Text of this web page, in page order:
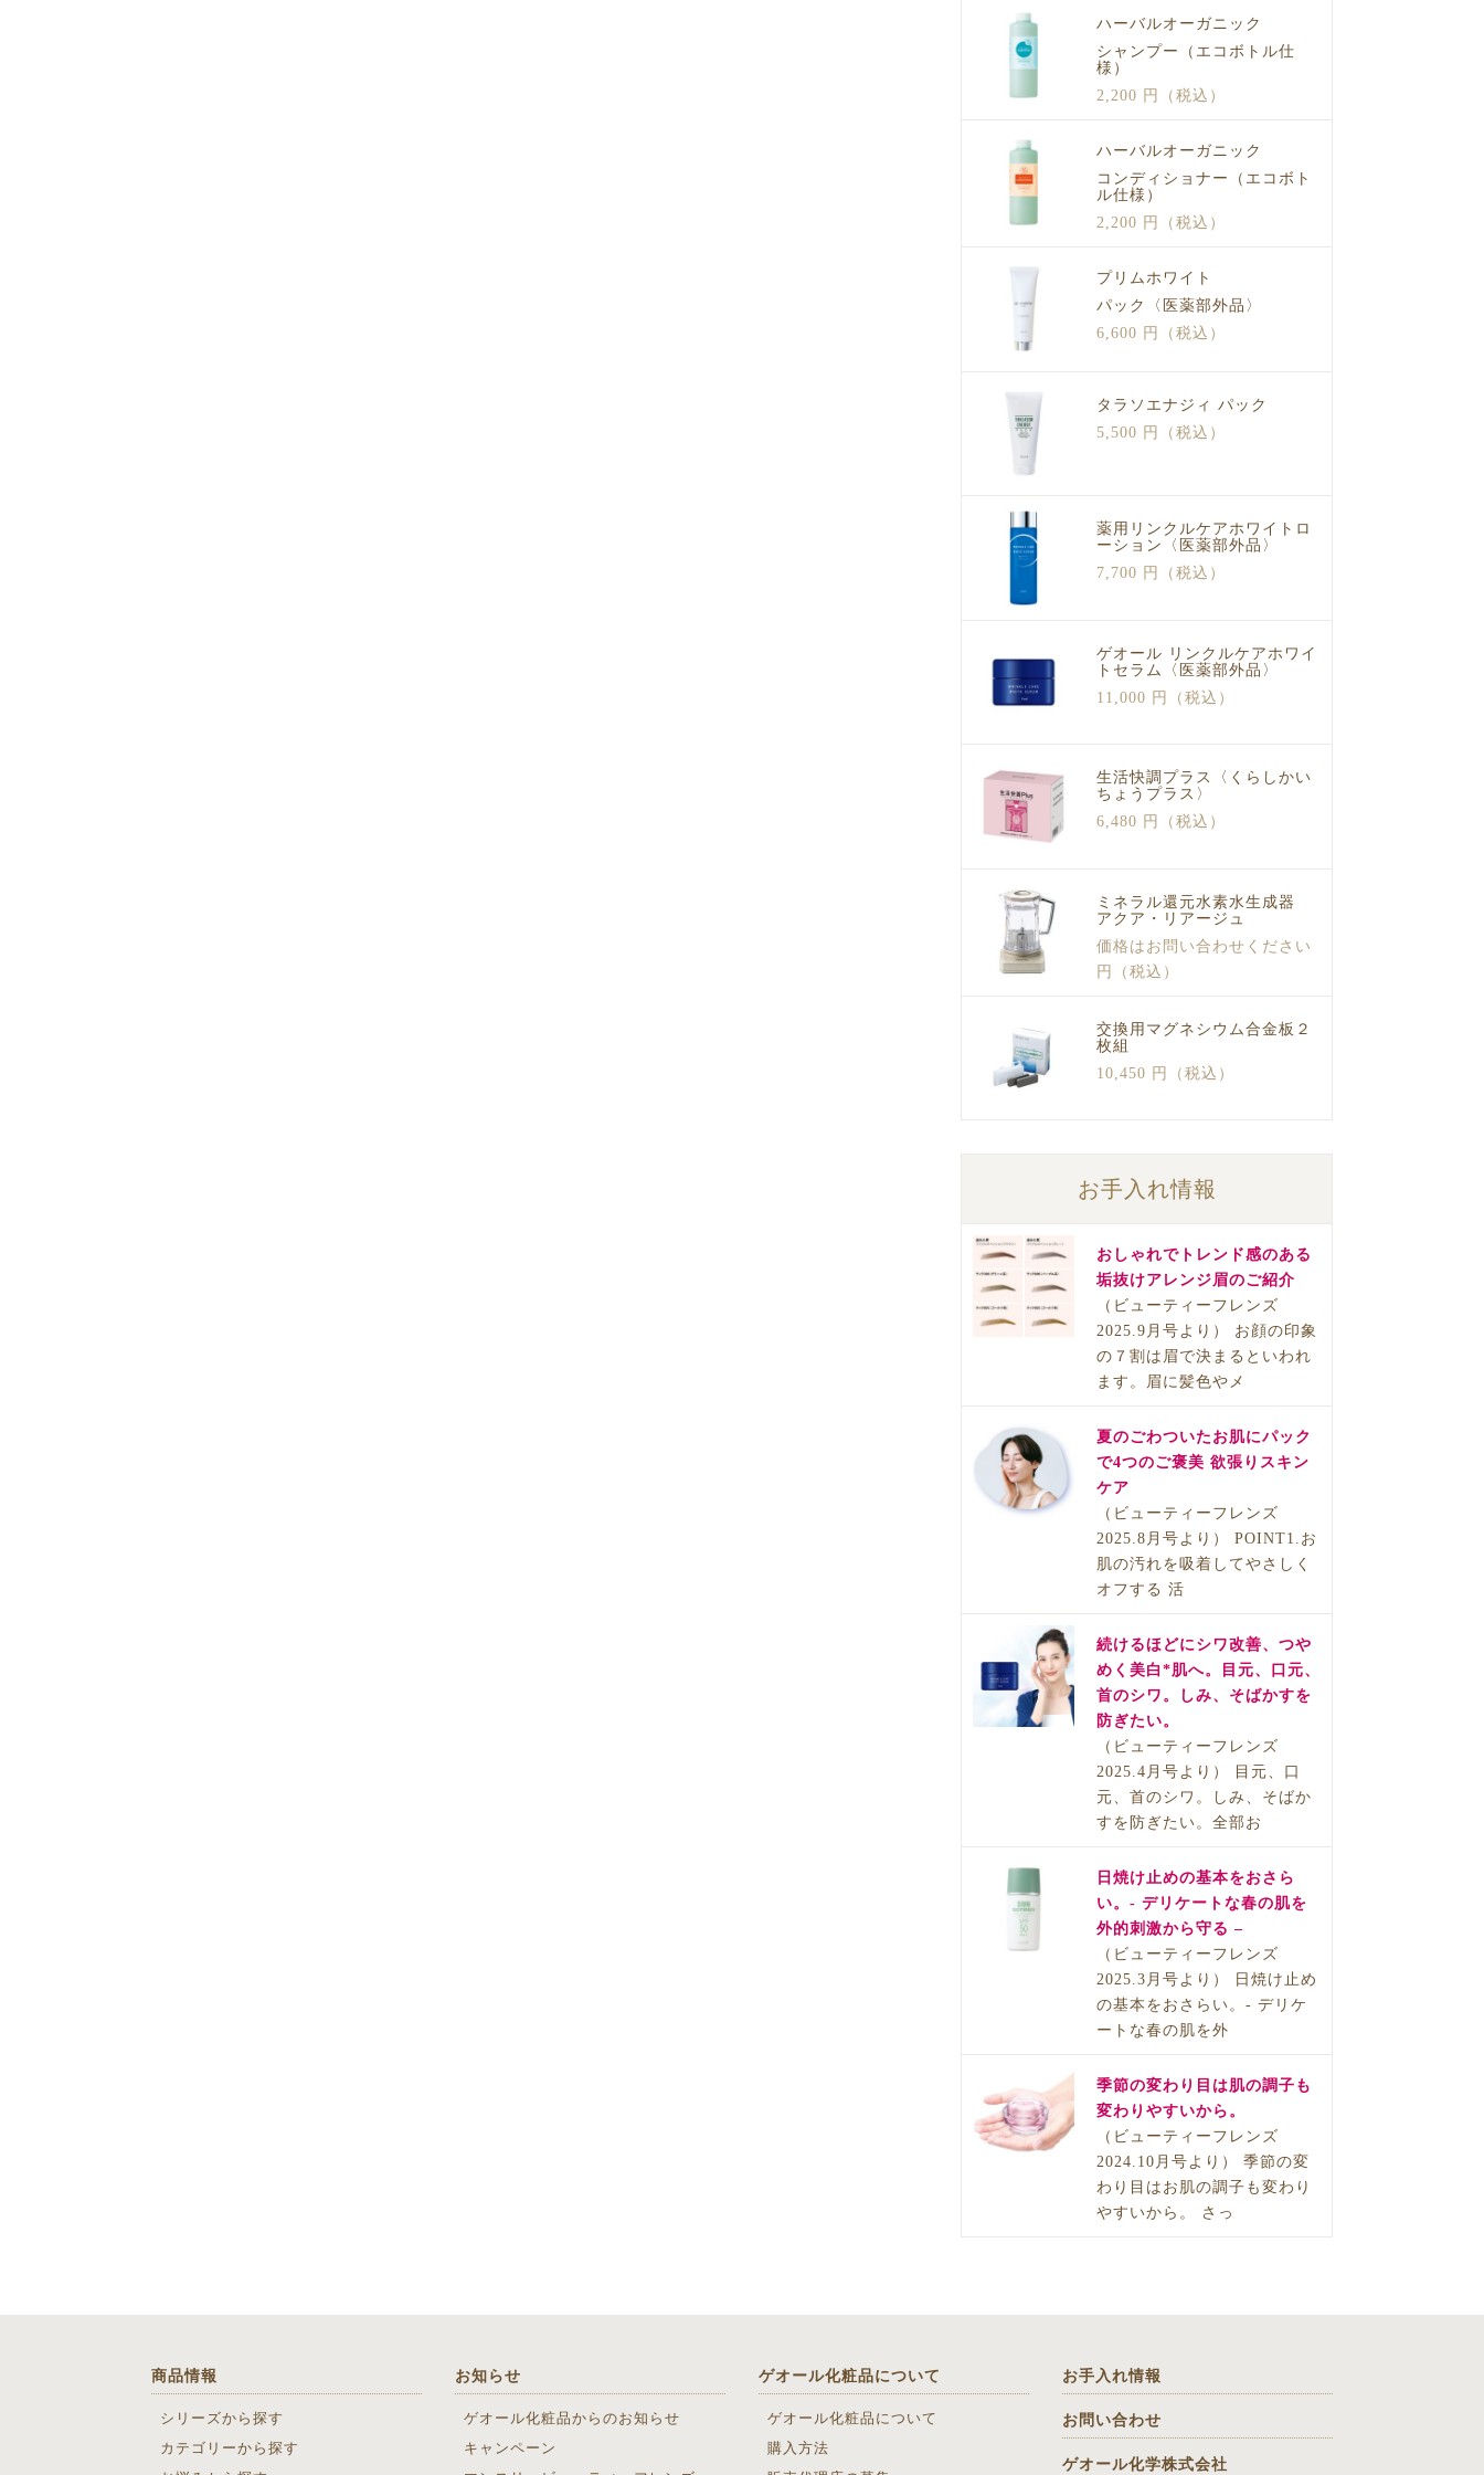
ハーバルオーガニック
シャンプー（エコボトル仕
様）
2,200 円（税込）
ハーバルオーガニック
コンディショナー（エコボト
ル仕様）
2,200 円（税込）
プリムホワイト
パック〈医薬部外品〉
6,600 円（税込）
タラソエナジィ パック
5,500 円（税込）
薬用リンクルケアホワイトロ
ーション〈医薬部外品〉
7,700 円（税込）
ゲオール リンクルケアホワイ
トセラム〈医薬部外品〉
11,000 円（税込）
生活快調プラス〈くらしかい
ちょうプラス〉
6,480 円（税込）
ミネラル還元水素水生成器
アクア・リアージュ
価格はお問い合わせください
円（税込）
交換用マグネシウム合金板２
枚組
10,450 円（税込）
お手入れ情報
おしゃれでトレンド感のある
垢抜けアレンジ眉のご紹介
（ビューティーフレンズ
2025.9月号より） お顔の印象
の７割は眉で決まるといわれ
ます。眉に髪色やメ
夏のごわついたお肌にパック
で4つのご褒美 欲張りスキン
ケア
（ビューティーフレンズ
2025.8月号より） POINT1.お
肌の汚れを吸着してやさしく
オフする 活
続けるほどにシワ改善、つや
めく美白*肌へ。目元、口元、
首のシワ。しみ、そばかすを
防ぎたい。
（ビューティーフレンズ
2025.4月号より） 目元、口
元、首のシワ。しみ、そばか
すを防ぎたい。全部お
日焼け止めの基本をおさら
い。- デリケートな春の肌を
外的刺激から守る –
（ビューティーフレンズ
2025.3月号より） 日焼け止め
の基本をおさらい。- デリケ
ートな春の肌を外
季節の変わり目は肌の調子も
変わりやすいから。
（ビューティーフレンズ
2024.10月号より） 季節の変
わり目はお肌の調子も変わり
やすいから。 さっ
商品情報
シリーズから探す
カテゴリーから探す
お知らせ
ゲオール化粧品からのお知らせ
キャンペーン
ゲオール化粧品について
ゲオール化粧品について
購入方法
お手入れ情報
お問い合わせ
ゲオール化学株式会社